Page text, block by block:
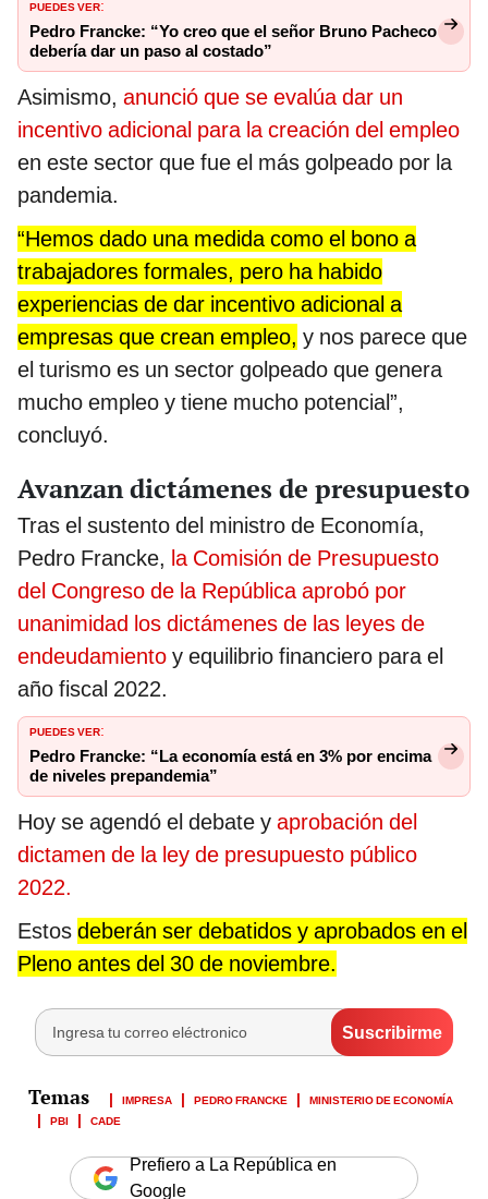
PUEDES VER:
Pedro Francke: “Yo creo que el señor Bruno Pacheco
debería dar un paso al costado”
Asimismo, anunció que se evalúa dar un
incentivo adicional para la creación del empleo
en este sector que fue el más golpeado por la
pandemia.
“Hemos dado una medida como el bono a
trabajadores formales, pero ha habido
experiencias de dar incentivo adicional a
empresas que crean empleo, y nos parece que
el turismo es un sector golpeado que genera
mucho empleo y tiene mucho potencial”,
concluyó.
Avanzan dictámenes de presupuesto
Tras el sustento del ministro de Economía,
Pedro Francke, la Comisión de Presupuesto
del Congreso de la República aprobó por
unanimidad los dictámenes de las leyes de
endeudamiento y equilibrio financiero para el
año fiscal 2022.
PUEDES VER:
Pedro Francke: “La economía está en 3% por encima
de niveles prepandemia”
Hoy se agendó el debate y aprobación del
dictamen de la ley de presupuesto público
2022.
Estos deberán ser debatidos y aprobados en el
Pleno antes del 30 de noviembre.
IMPRESA PEDRO FRANCKE
MINISTERIO DE ECONOMÍA
PBI
CADE
Prefiero a La República en
Google